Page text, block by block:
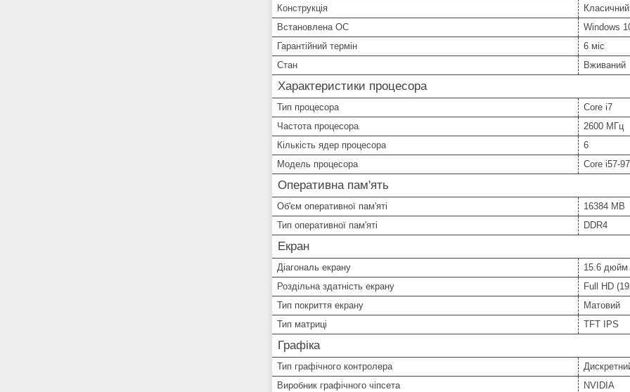
Конструкція
Класичний
Встановлена ОС
Windows
Гарантійний термін
6 міс
Стан
Вживаний
Характеристики процесора
Тип процесора
Core i7
Частота процесора
2600 МГц
Кількість ядер процесора
6
Модель процесора
Core i57-
Оперативна пам'ять
Об'єм оперативної пам'яті
16384 MB
Тип оперативної пам'яті
DDR4
Екран
Діагональ екрану
15.6 дюйм
Роздільна здатність екрану
Full HD
Тип покриття екрану
Матовий
Тип матриці
TFT IPS
Графіка
Тип графічного контролера
Виробник графічного чіпсета
NVIDIA